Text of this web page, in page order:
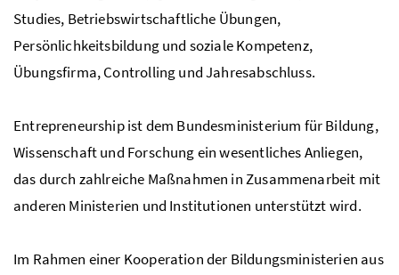
Studies, Betriebswirtschaftliche Übungen,
Persönlichkeitsbildung und soziale Kompetenz,
Übungsfirma, Controlling und Jahresabschluss.
Entrepreneurship ist dem Bundesministerium für Bildung,
Wissenschaft und Forschung ein wesentliches Anliegen,
das durch zahlreiche Maßnahmen in Zusammenarbeit mit
anderen Ministerien und Institutionen unterstützt wird.
Im Rahmen einer Kooperation der Bildungsministerien aus